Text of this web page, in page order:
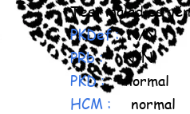
Test maladies
PKDef :N/N
PRb : N/N
PKD : normal
HCM :
normal